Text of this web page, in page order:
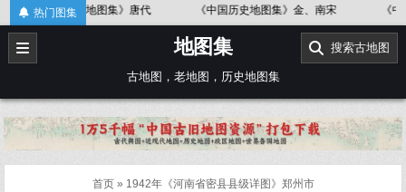
Skip
to
content
热门图集
史地图集》唐代 《中国历史地图集》金、南宋 《中国历史地图集
地图集
古地图，老地图，历史地图集
搜索古地图
首页» 1942年《河南省密县县级详图》郑州市